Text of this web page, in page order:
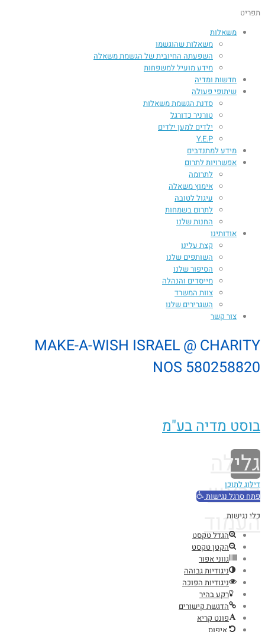
תפריט
משאלות
משאלות שהוגשמו
השפעתה החיובית של הגשמת משאלה​
מידע מועיל למשפחות
חדשות ומדיה
שיתופי פעולה
סדנת הגשמת משאלות
טורניר כדורגל
ילדים למען ילדים
Y.E.P
מידע למתנדבים
אפשרויות לתרום
לתרומה
אימוץ משאלה
עיגול לטובה
לתרום בשמחות
החנות שלנו
אודותינו
קצת עלינו
השותפים שלנו
הסיפור שלנו
מייסדים והנהלה
צוות המשרד
השגרירים שלנו
צור קשר
MAKE-A-WISH ISRAEL @ CHARITY
NOS 580258820
בוסט מדיה בע"מ
גלילה
לראש
העמוד
דילוג לתוכן
פתח סרגל נגישות
כלי נגישות
הגדל טקסט
הקטן טקסט
גווני אפור
ניגודיות גבוהה
ניגודיות הפוכה
רקע בהיר
הדגשת קישורים
פונט קריא